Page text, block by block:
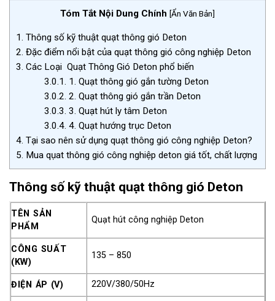
Tóm Tắt Nội Dung Chính [Ẩn Văn Bản]
1. Thông số kỹ thuật quạt thông gió Deton
2. Đặc điểm nổi bật của quạt thông gió công nghiệp Deton
3. Các Loại Quạt Thông Gió Deton phổ biến
3.0.1. 1. Quạt thông gió gắn tường Deton
3.0.2. 2. Quạt thông gió gắn trần Deton
3.0.3. 3. Quạt hút ly tâm Deton
3.0.4. 4. Quạt hướng trục Deton
4. Tại sao nên sử dụng quạt thông gió công nghiệp Deton?
5. Mua qụat thông gió công nghiệp deton giá tốt, chất lượng
Thông số kỹ thuật quạt thông gió Deton
TÊN SẢN
PHẨM
Quạt hút công nghiệp Deton
CÔNG SUẤT
(KW)
135 – 850
ĐIỆN ÁP (V) 220V/380/50Hz